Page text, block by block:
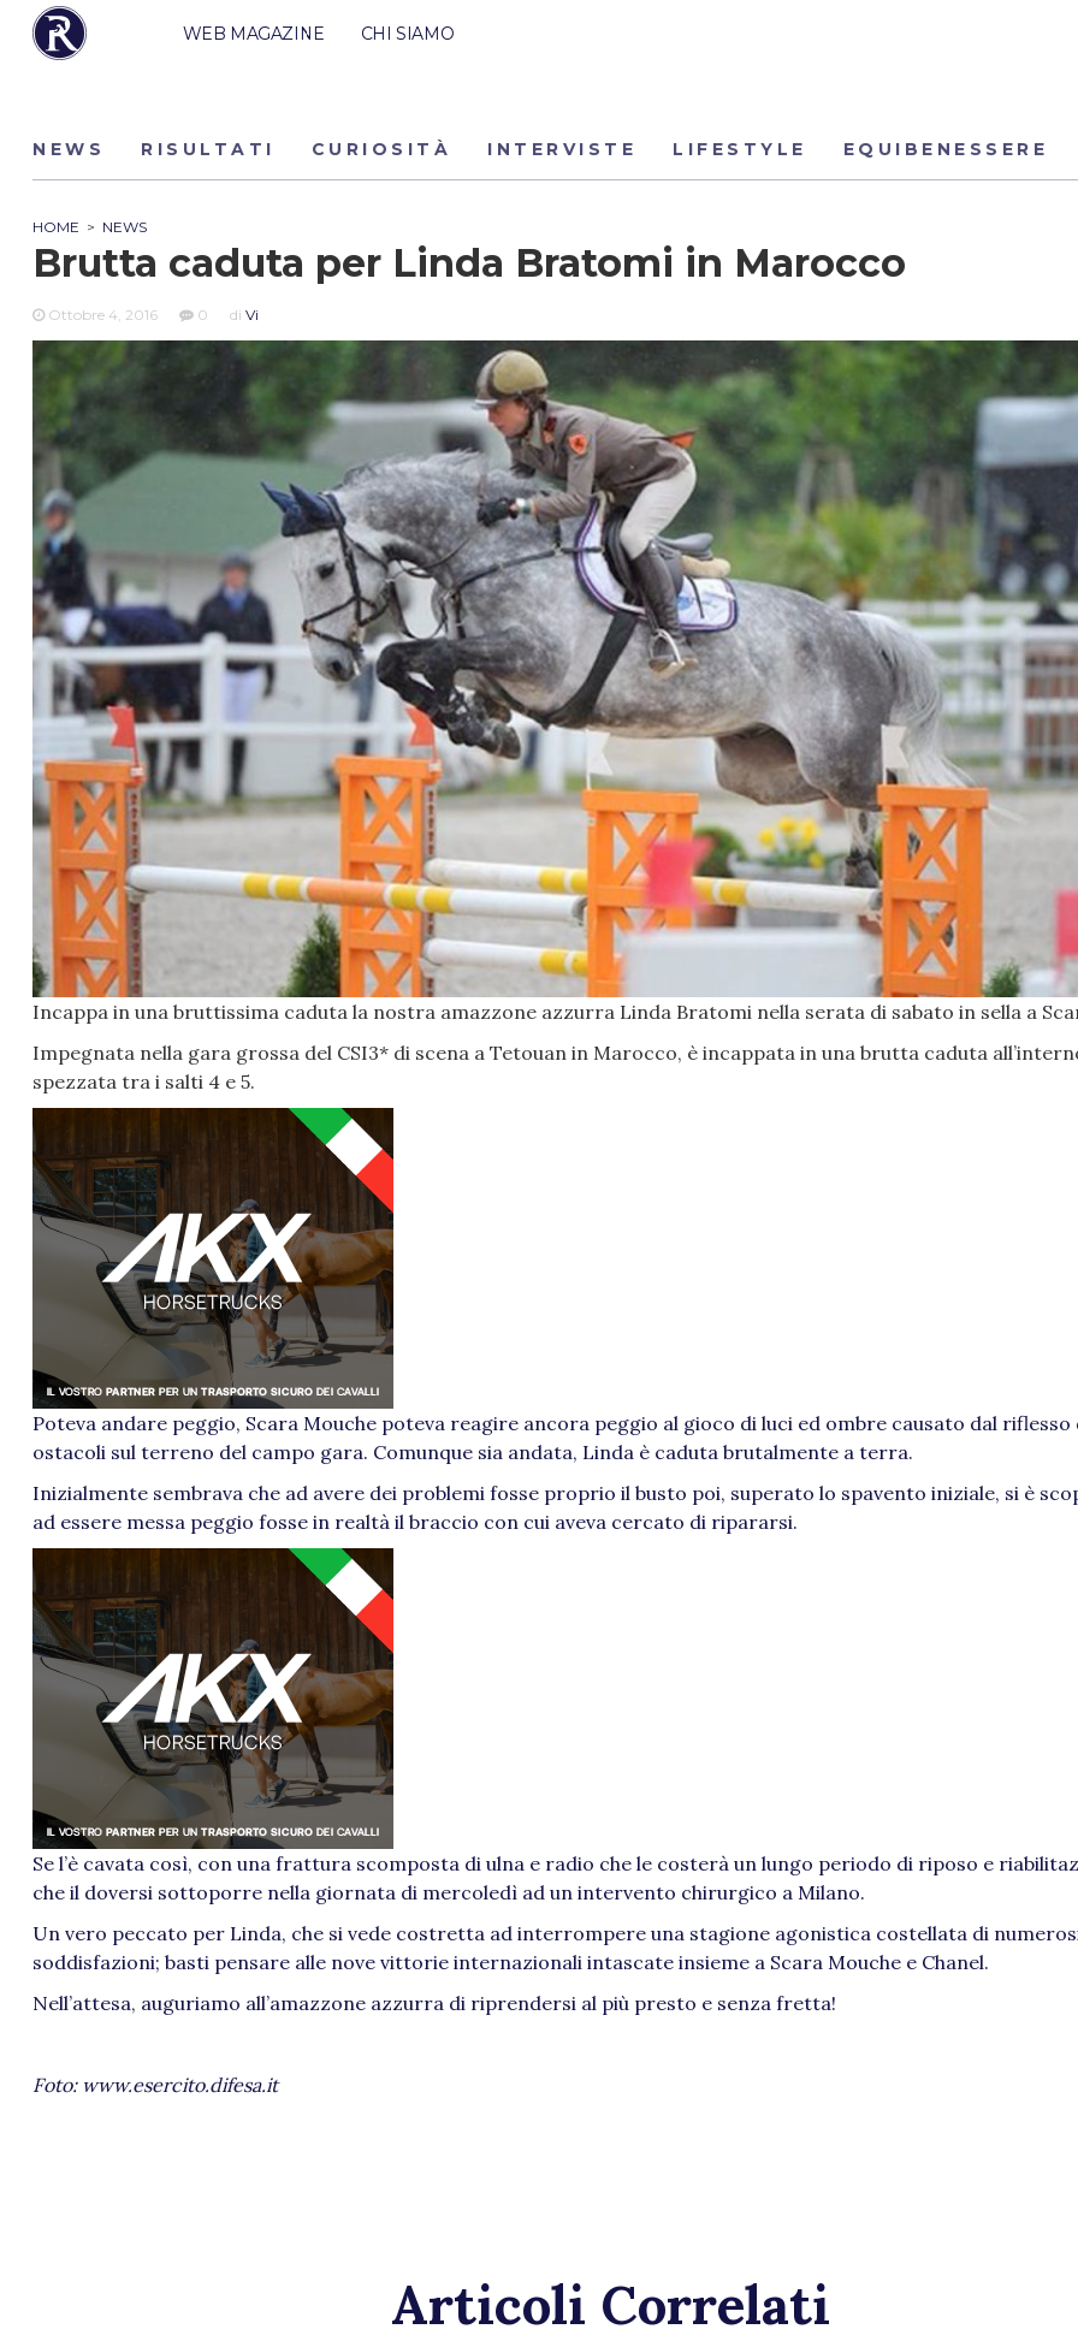
WEB MAGAZINE CHI SIAMO
NEWS RISULTATI CURIOSITÀ INTERVISTE LIFESTYLE EQUIBENESSERE
HOME > NEWS
Brutta caduta per Linda Bratomi in Marocco
Ottobre 4, 2016 0 di Vi
Incappa in una bruttissima caduta la nostra amazzone azzurra Linda Bratomi nella serata di sabato in sella a
Impegnata nella gara grossa del CSI3* di scena a Tetouan in Marocco, è incappata in una brutta caduta
spezzata tra i salti 4 e 5.
Poteva andare peggio, Scara Mouche poteva reagire ancora peggio al gioco di luci ed ombre causato dal riflesso
ostacoli sul terreno del campo gara. Comunque sia andata, Linda è caduta brutalmente a terra.
Inizialmente sembrava che ad avere dei problemi fosse proprio il busto poi, superato lo spavento iniziale, si è
ad essere messa peggio fosse in realtà il braccio con cui aveva cercato di ripararsi.
Se l’è cavata così, con una frattura scomposta di ulna e radio che le costerà un lungo periodo di riposo e
che il doversi sottoporre nella giornata di mercoledì ad un intervento chirurgico a Milano.
Un vero peccato per Linda, che si vede costretta ad interrompere una stagione agonistica costellata di
soddisfazioni; basti pensare alle nove vittorie internazionali intascate insieme a Scara Mouche e Chanel.
Nell’attesa, auguriamo all’amazzone azzurra di riprendersi al più presto e senza fretta!
Foto: www.esercito.difesa.it
Articoli Correlati